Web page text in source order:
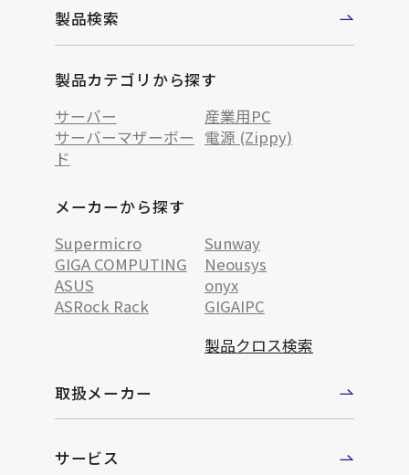
製品検索
製品カテゴリから探す
サーバー
産業用PC
サーバーマザーボー
ド
電源 (Zippy)
メーカーから探す
Supermicro
Sunway
GIGA COMPUTING
Neousys
ASUS
onyx
ASRock Rack
GIGAIPC
製品クロス検索
取扱メーカー
サービス